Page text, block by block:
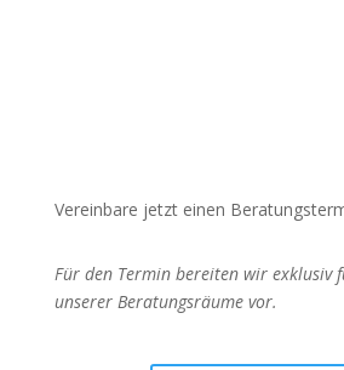
Vereinbare jetzt einen
Für den Termin bereiten wir exklusiv
unserer Beratungsräume vor.